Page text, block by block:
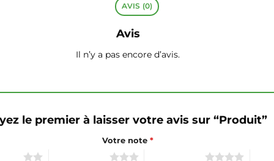
AVIS (0)
Avis
Il n’y a pas encore d’avis.
le premier à laisser votre avis sur “Produit”
Votre note *